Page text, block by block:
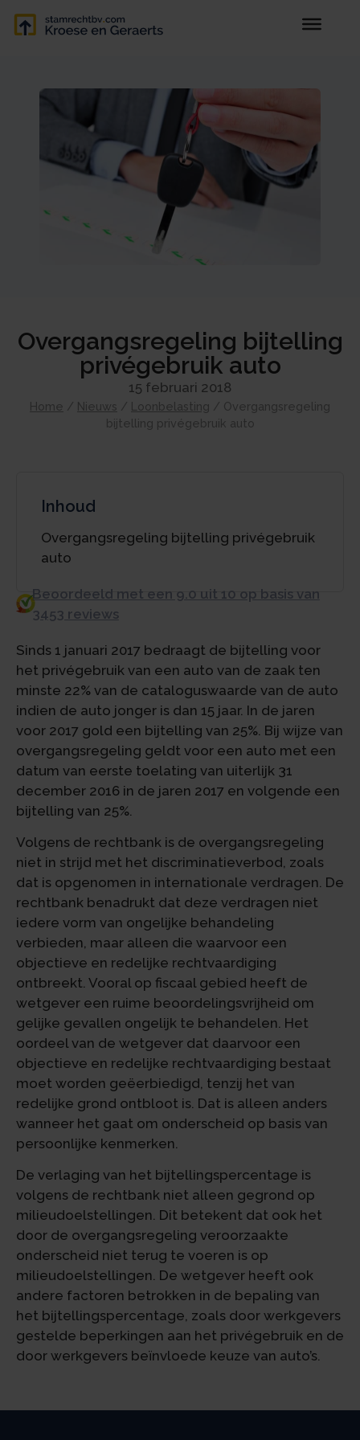
Overgangsregeling bijtelling
privégebruik auto
15 februari 2018
Home / Nieuws / Loonbelasting / Overgangsregeling
bijtelling privégebruik auto
Inhoud
Overgangsregeling bijtelling privégebruik
auto
Beoordeeld met een 9.0 uit 10 op basis van
3453 reviews
Sinds 1 januari 2017 bedraagt de bijtelling voor
het privégebruik van een auto van de zaak ten
minste 22% van de cataloguswaarde van de auto
indien de auto jonger is dan 15 jaar. In de jaren
voor 2017 gold een bijtelling van 25%. Bij wijze van
overgangsregeling geldt voor een auto met een
datum van eerste toelating van uiterlijk 31
december 2016 in de jaren 2017 en volgende een
bijtelling van 25%.
Volgens de rechtbank is de overgangsregeling
niet in strijd met het discriminatieverbod, zoals
dat is opgenomen in internationale verdragen. De
rechtbank benadrukt dat deze verdragen niet
iedere vorm van ongelijke behandeling
verbieden, maar alleen die waarvoor een
objectieve en redelijke rechtvaardiging
ontbreekt. Vooral op fiscaal gebied heeft de
wetgever een ruime beoordelingsvrijheid om
gelijke gevallen ongelijk te behandelen. Het
oordeel van de wetgever dat daarvoor een
objectieve en redelijke rechtvaardiging bestaat
moet worden geëerbiedigd, tenzij het van
redelijke grond ontbloot is. Dat is alleen anders
wanneer het gaat om onderscheid op basis van
persoonlijke kenmerken.
De verlaging van het bijtellingspercentage is
volgens de rechtbank niet alleen gegrond op
milieudoelstellingen. Dit betekent dat ook het
door de overgangsregeling veroorzaakte
onderscheid niet terug te voeren is op
milieudoelstellingen. De wetgever heeft ook
andere factoren betrokken in de bepaling van
het bijtellingspercentage, zoals door werkgevers
gestelde beperkingen aan het privégebruik en de
door werkgevers beïnvloede keuze van auto’s.